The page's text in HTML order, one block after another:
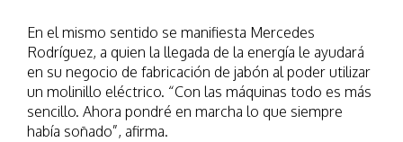
En el mismo sentido se manifiesta Mercedes
Rodríguez, a quien la llegada de la energía le ayudará
en su negocio de fabricación de jabón al poder utilizar
un molinillo eléctrico. “Con las máquinas todo es más
sencillo. Ahora pondré en marcha lo que siempre
había soñado”, afirma.